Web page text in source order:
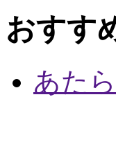
おすす
あた